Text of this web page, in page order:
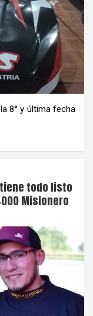
8° y última fecha
tiene todo listo
Misionero